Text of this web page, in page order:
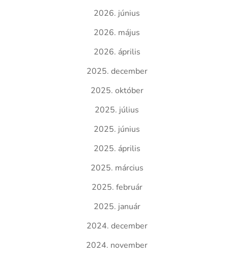
2026. június
2026. május
2026. április
2025. december
2025. október
2025. július
2025. június
2025. április
2025. március
2025. február
2025. január
2024. december
2024. november